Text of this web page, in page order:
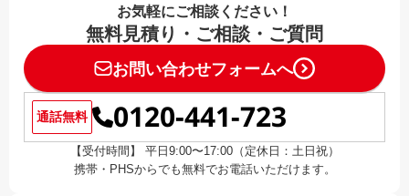
お気軽にご相談ください！
無料見積り・ご相談・ご質問
お問い合わせフォームへ
通話無料 0120-441-723
【受付時間】 平日9:00〜17:00（定休日：土日祝）
携帯・PHSからでも無料でお電話いただけます。